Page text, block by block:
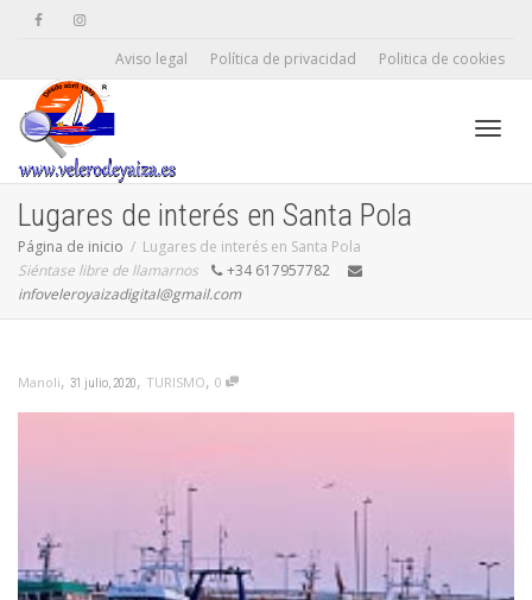
Aviso legal Política de privacidad Politica de cookies
Lugares de interés en Santa Pola
Página de inicio
Lugares de interés en Santa Pola
Siéntase libre de llamarnos
+34 617957782
infoveleroyaizadigital@gmail.com
Manoli, 31 julio, 2020, TURISMO, 0